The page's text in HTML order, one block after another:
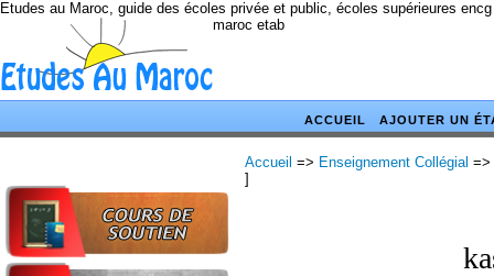
Etudes au Maroc, guide des écoles privée et public, écoles supérieures
maroc etab
ACCUEIL AJOUTER UN
Accueil => Enseignement Collégial =>
]